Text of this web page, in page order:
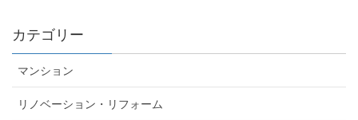
カテゴリー
マンション
リノベーション・リフォーム